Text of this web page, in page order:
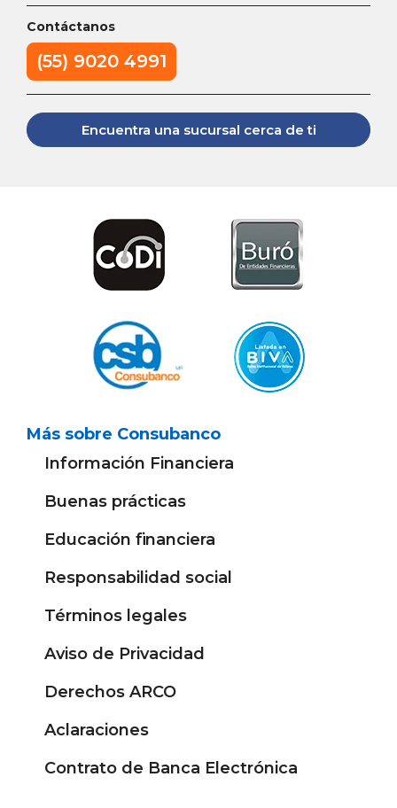
Contáctanos
(55) 9020 4991
Encuentra una sucursal cerca de ti
Más sobre Consubanco
Información Financiera
Buenas prácticas
Educación financiera
Responsabilidad social
Términos legales
Aviso de Privacidad
Derechos ARCO
Aclaraciones
Contrato de Banca Electrónica